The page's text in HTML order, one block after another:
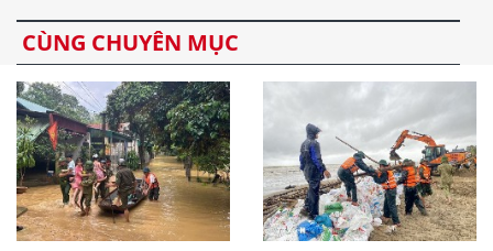
CÙNG CHUYÊN MỤC